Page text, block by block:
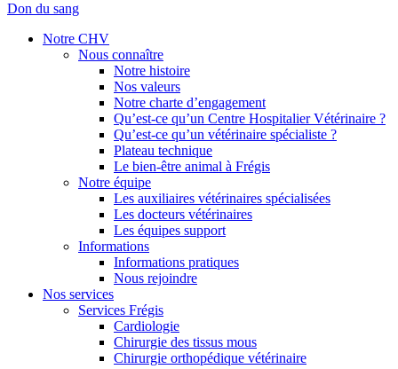
Don du sang
Notre CHV
Nous connaître
Notre histoire
Nos valeurs
Notre charte d’engagement
Qu’est-ce qu’un Centre Hospitalier Vétérinaire ?
Qu’est-ce qu’un vétérinaire spécialiste ?
Plateau technique
Le bien-être animal à Frégis
Notre équipe
Les auxiliaires vétérinaires spécialisées
Les docteurs vétérinaires
Les équipes support
Informations
Informations pratiques
Nous rejoindre
Nos services
Services Frégis
Cardiologie
Chirurgie des tissus mous
Chirurgie orthopédique vétérinaire